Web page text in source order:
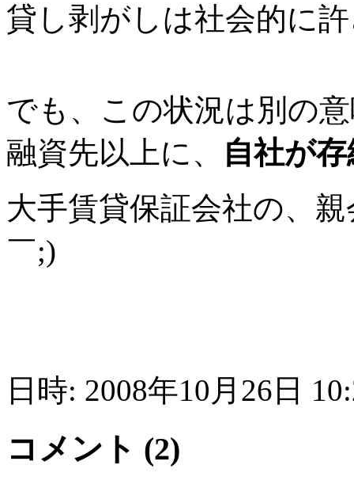
貸し剥がしは社会的に
でも、この状況は別の
融資先以上に、
自社が
大手賃貸保証会社の、
￣;)
日時: 2008年10月26日
コメント (2)